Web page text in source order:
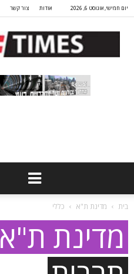
יום חמישי, אוגוסט 6, 2026 אודות צור קשר
בית מדינת ת"א כללי
מדינת ת"א